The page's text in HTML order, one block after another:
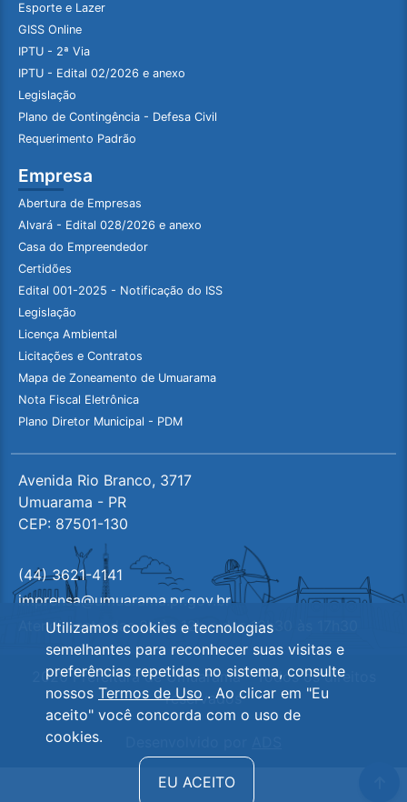
Esporte e Lazer
GISS Online
IPTU - 2ª Via
IPTU - Edital 02/2026 e anexo
Legislação
Plano de Contingência - Defesa Civil
Requerimento Padrão
Empresa
Abertura de Empresas
Alvará - Edital 028/2026 e anexo
Casa do Empreendedor
Certidões
Edital 001-2025 - Notificação do ISS
Legislação
Licença Ambiental
Licitações e Contratos
Mapa de Zoneamento de Umuarama
Nota Fiscal Eletrônica
Plano Diretor Municipal - PDM
Avenida Rio Branco, 3717
Umuarama - PR
CEP: 87501-130
(44) 3621-4141
imprensa@umuarama.pr.gov.br
Atendimento das 8h às 12h e das 13h30 às 17h30
2026 Prefeitura de Umuarama - Todos os direitos
reservados
Utilizamos cookies e tecnologias
semelhantes para reconhecer suas visitas e
preferências repetidas no sistema, consulte
nossos Termos de Uso . Ao clicar em "Eu
aceito" você concorda com o uso de
cookies.
EU ACEITO